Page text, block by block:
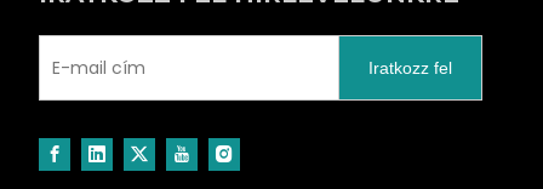
Iratkozz fel